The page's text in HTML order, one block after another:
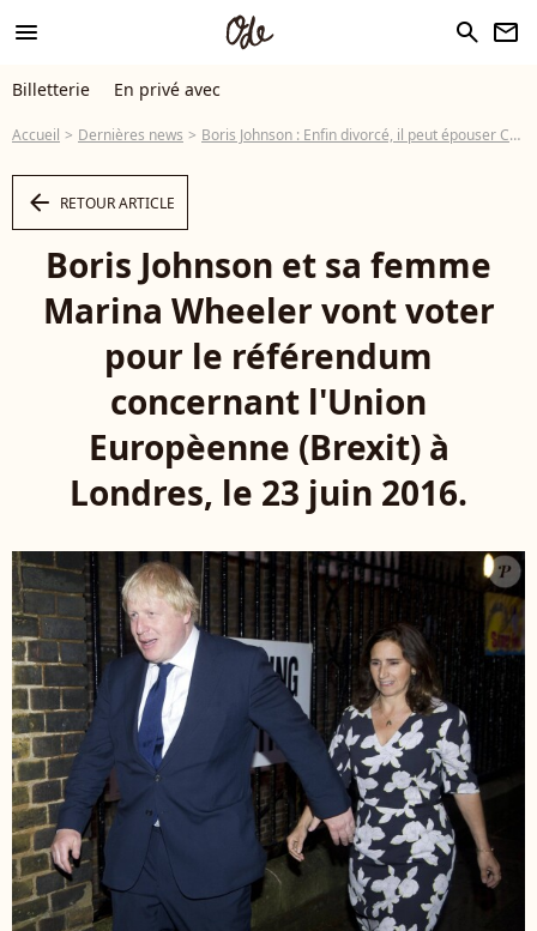
menu search newsletter
Billetterie En privé avec
Accueil Dernières news Boris Johnson : Enfin divorcé, il peut épouser Carrie Symonds
arrow_left RETOUR ARTICLE
Boris Johnson et sa femme
Marina Wheeler vont voter
pour le référendum
concernant l'Union
Europèenne (Brexit) à
Londres, le 23 juin 2016.